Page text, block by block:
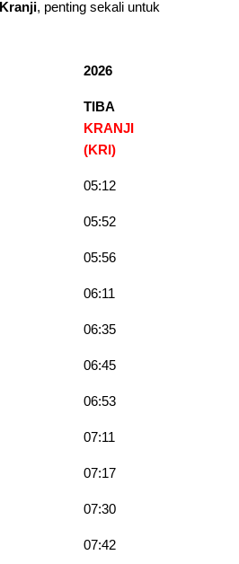
, penting sekali untuk
2026
TIBA
KRANJI
(KRI)
05:12
05:52
05:56
06:11
06:35
06:45
06:53
07:11
07:17
07:30
07:42